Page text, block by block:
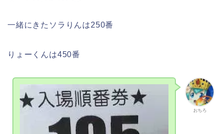
一緒にきたソラりんは250番
りょーくんは450番
おちろ